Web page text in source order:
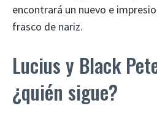
encontrará un nuevo e
frasco de nariz.
Lucius y Black
¿quién sigue?